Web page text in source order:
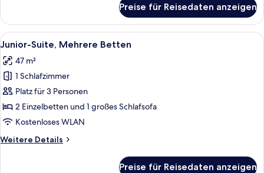
anzeigen
Suite,
1 King-
Bett
Schlafsofa
Preise für Reisedaten anzeigen
Alle
Fotos
für
Junior-
Suite,
Mehrere
Betten
Ein modernes Hotelzimmer mit
8
Junior-Suite, Mehrere Betten
47 m²
1 Schlafzimmer
Platz für 3 Personen
2 Einzelbetten und 1 großes Schlafsofa
Kostenloses WLAN
Weitere Details
Weitere
Preise für Reisedaten anzeigen